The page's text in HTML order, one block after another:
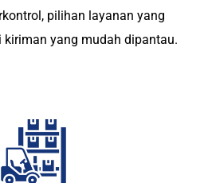
pilihan layanan yang
yang mudah dipantau.